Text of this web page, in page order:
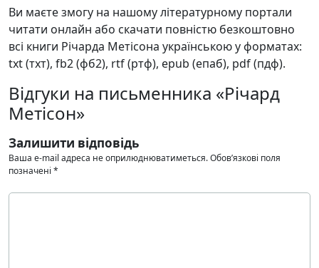
Ви маєте змогу на нашому літературному портали
читати онлайн або скачати повністю безкоштовно
всі книги Річарда Метісона українською у форматах:
txt (тхт), fb2 (фб2), rtf (ртф), epub (епаб), pdf (пдф).
Відгуки на письменника «Річард
Метісон»
Залишити відповідь
Ваша e-mail адреса не оприлюднюватиметься.Обов’язкові поля
позначені *